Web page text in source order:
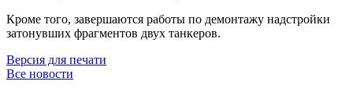
Кроме того, завершаются работы по демонтажу надстройки
затонувших фрагментов двух танкеров.
Версия для печати
Все новости